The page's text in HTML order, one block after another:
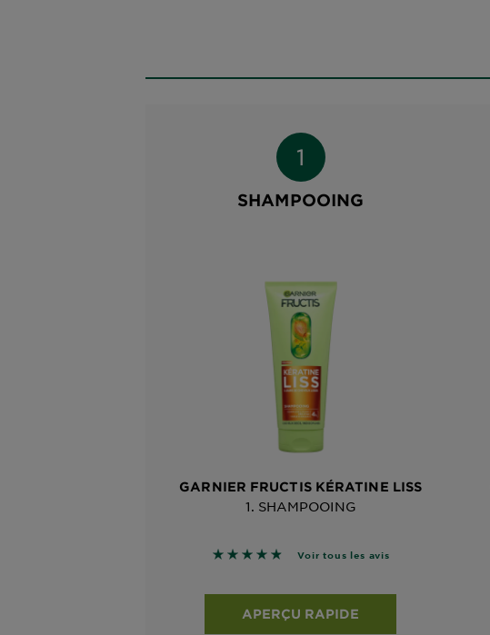
SHAMPOOING
GARNIER FRUCTIS KÉRATINE LISS
1. SHAMPOOING
4.7785 sur 5 étoiles basé sur les avis
Voir tous les avis
APERÇU RAPIDE